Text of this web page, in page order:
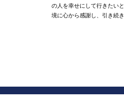
の人を幸せにして行きたい
境に心から感謝し、引き続